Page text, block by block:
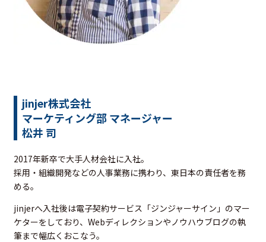
jinjer株式会社
マーケティング部 マネージャー
松井 司
2017年新卒で大手人材会社に入社。
採用・組織開発などの人事業務に携わり、東日本の責任者を務
める。
jinjerへ入社後は電子契約サービス「ジンジャーサイン」のマー
ケターをしており、Webディレクションやノウハウブログの執
筆まで幅広くおこなう。